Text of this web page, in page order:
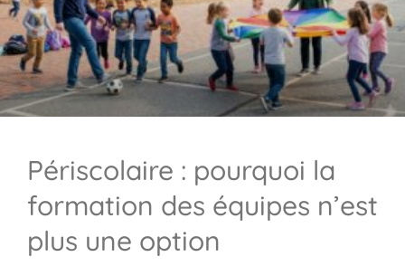
Périscolaire : pourquoi la
formation des équipes n’est
plus une option